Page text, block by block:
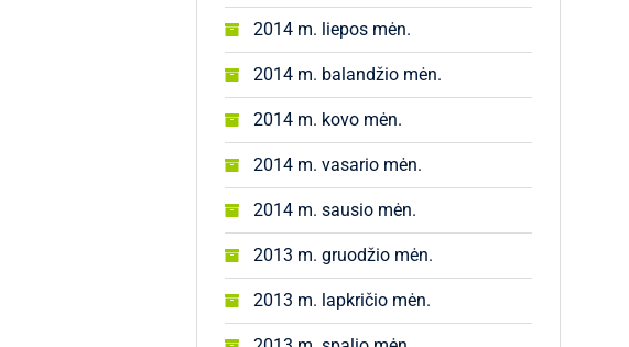
2014 m. liepos mėn.
2014 m. balandžio mėn.
2014 m. kovo mėn.
2014 m. vasario mėn.
2014 m. sausio mėn.
2013 m. gruodžio mėn.
2013 m. lapkričio mėn.